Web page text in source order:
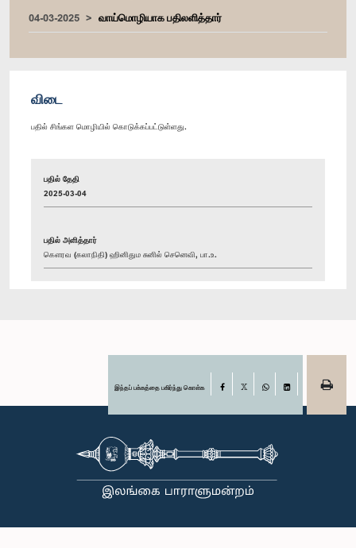
04-03-2025 வாய்மொழியாக பதிலளித்தார்
விடை
பதில் சிங்கள மொழியில் கொடுக்கப்பட்டுள்ளது.
பதில் தேதி
2025-03-04
பதில் அளித்தார்
கௌரவ (கலாநிதி) ஹினிதும சுனில் செனெவி, பா.உ.
இந்தப் பக்கத்தை பகிர்ந்து கொள்க Facebook